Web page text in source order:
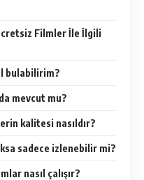
Filmler İle İlgili
bulabilirim?
mevcut mu?
kalitesi nasıldır?
sadece izlenebilir mi?
nasıl çalışır?